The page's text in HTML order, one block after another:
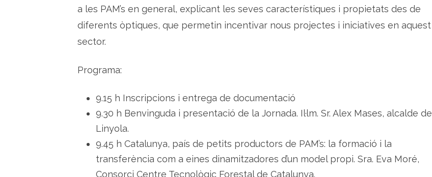
a les PAM’s en general, explicant les seves característiques i propietats des de
diferents òptiques, que permetin incentivar nous projectes i iniciatives en aquest
sector.
Programa:
9.15 h Inscripcions i entrega de documentació
9.30 h Benvinguda i presentació de la Jornada. Il·lm. Sr. Alex Mases, alcalde de
Linyola.
9.45 h Catalunya, país de petits productors de PAM’s: la formació i la
transferència com a eines dinamitzadores d’un model propi. Sra. Eva Moré,
Consorci Centre Tecnològic Forestal de Catalunya.